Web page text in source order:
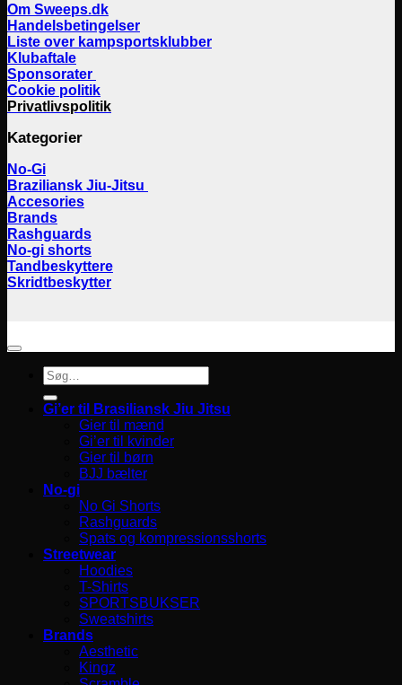
Om Sweeps.dk
Handelsbetingelser
Liste over kampsportsklubber
Klubaftale
Sponsorater
Cookie politik
Privatlivspolitik
Kategorier
No-Gi
Braziliansk Jiu-Jitsu
Accesories
Brands
Rashguards
No-gi shorts
Tandbeskyttere
Skridtbeskytter
Søg
efter:
Gi’er til Brasiliansk Jiu Jitsu
Gier til mænd
Gi’er til kvinder
Gier til børn
BJJ bælter
No-gi
No Gi Shorts
Rashguards
Spats og kompressionsshorts
Streetwear
Hoodies
T-Shirts
SPORTSBUKSER
Sweatshirts
Brands
Aesthetic
Kingz